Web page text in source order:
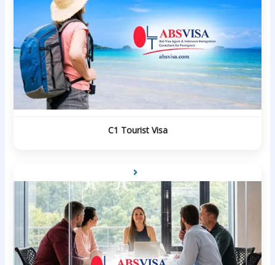
C1 Tourist Visa